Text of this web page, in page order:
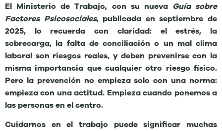
El Ministerio de Trabajo, con su nueva Guía sobre
Factores Psicosociales, publicada en septiembre de
2025, lo recuerda con claridad: el estrés, la
sobrecarga, la falta de conciliación o un mal clima
laboral son riesgos reales, y deben prevenirse con la
misma importancia que cualquier otro riesgo físico.
Pero la prevención no empieza solo con una norma:
empieza con una actitud. Empieza cuando ponemos a
las personas en el centro.
Cuidarnos en el trabajo puede significar muchas